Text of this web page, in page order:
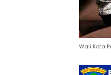
Wali Kota